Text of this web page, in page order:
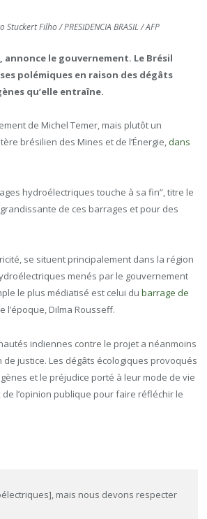
Filho / PRESIDENCIA BRASIL / AFP
le gouvernement. Le Brésil
polémiques en raison des dégâts
qu’elle entraîne.
de Michel Temer, mais plutôt un
brésilien des Mines et de l’Énergie, dans
hydroélectriques touche à sa fin”, titre le
de ces barrages et pour des
se situent principalement dans la région
menés par le gouvernement
le plus médiatisé est celui du barrage de
l’époque, Dilma Rousseff.
indiennes contre le projet a néanmoins
justice. Les dégâts écologiques provoqués
et le préjudice porté à leur mode de vie
l’opinion publique pour faire réfléchir le
mais nous devons respecter